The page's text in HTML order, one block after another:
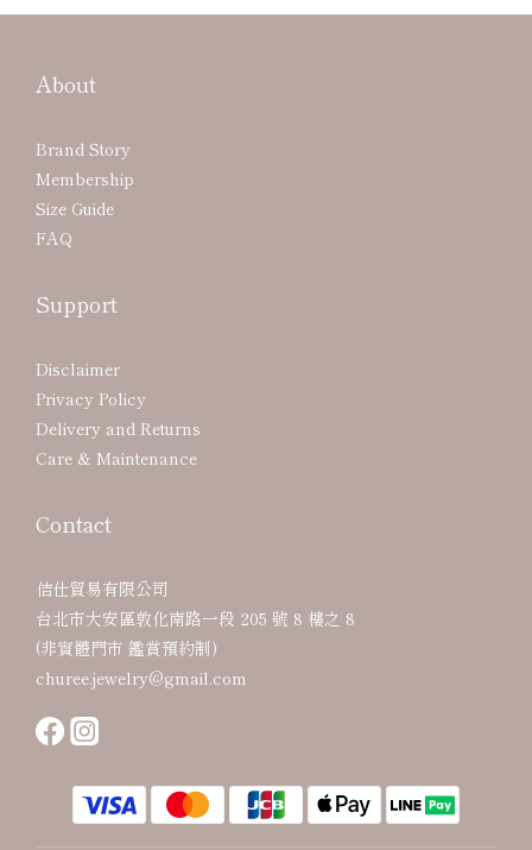
About
Brand Story
Membership
Size Guide
FAQ
Support
Disclaimer
Privacy Policy
Delivery and Returns
Care & Maintenance
Contact
佶仕貿易有限公司
台北市大安區敦化南路一段 205 號 8 樓之 8
(非實體門市 鑑賞預約制)
churee.jewelry@gmail.com